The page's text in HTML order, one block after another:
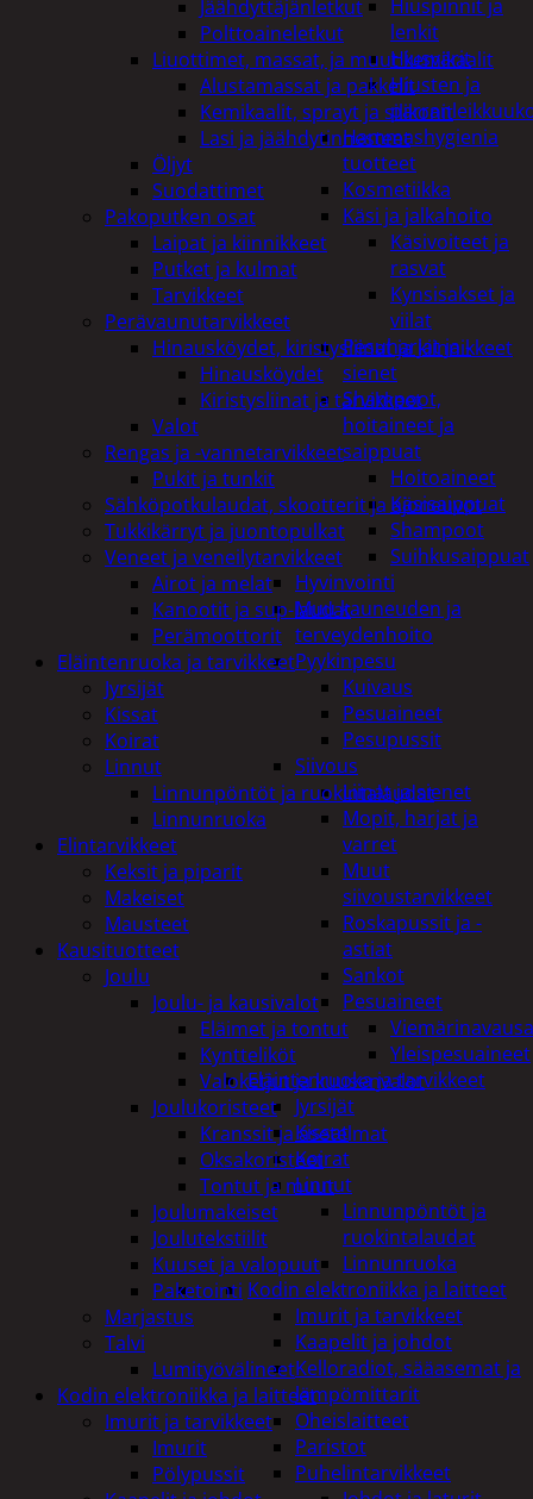
Hiuspinnit ja
lenkit
Hiusvärit
Hiusten ja
Hammashygienia
tuotteet
Kosmetiikka
Käsi ja jalkahoito
Käsivoiteet ja
rasvat
Kynsisakset ja
viilat
Pesuharjat ja -
sienet
Shampoot,
hoitaineet ja
saippuat
Hoitoaineet
Käsisaippuat
Shampoot
Suihkusaippuat
Hyvinvointi
Muu kauneuden ja
terveydenhoito
Pyykinpesu
Kuivaus
Pesuaineet
Pesupussit
Siivous
Liinat ja sienet
Mopit, harjat ja
varret
Muut
siivoustarvikkeet
Roskapussit ja -
astiat
Sankot
Pesuaineet
Yleispesuaineet
Eläintenruoka ja tarvikkeet
Jyrsijät
Kissat
Koirat
Linnut
Linnunpöntöt ja
ruokintalaudat
Linnunruoka
Kodin elektroniikka ja laitteet
Imurit ja tarvikkeet
Kaapelit ja johdot
Kelloradiot, sääasemat ja
lämpömittarit
Oheislaitteet
Paristot
Puhelintarvikkeet
Jäähdyttäjänletkut
Polttoaineletkut
Liuottimet, massat, ja muut kemikaalit
Alustamassat ja pakkelit
Kemikaalit, sprayt ja silikonit
Lasi ja jäähdytinnesteet
Öljyt
Suodattimet
Pakoputken osat
Laipat ja kiinnikkeet
Putket ja kulmat
Tarvikkeet
Perävaunutarvikkeet
Hinausköydet, kiristysliinat ja kiinnikkeet
Hinausköydet
Kiristysliinat ja tarvikkeet
Valot
Rengas ja -vannetarvikkeet
Pukit ja tunkit
Sähköpotkulaudat, skootterit ja ajoneuvot
Tukkikärryt ja juontopulkat
Veneet ja veneilytarvikkeet
Airot ja melat
Kanootit ja sup-laudat
Perämoottorit
Eläintenruoka ja tarvikkeet
Jyrsijät
Kissat
Koirat
Linnut
Linnunpöntöt ja ruokintalaudat
Linnunruoka
Elintarvikkeet
Keksit ja piparit
Makeiset
Mausteet
Kausituotteet
Joulu
Joulu- ja kausivalot
Eläimet ja tontut
Kyntteliköt
Valoketjut ja kuusenvalot
Joulukoristeet
Kranssit ja asetelmat
Oksakoristeet
Tontut ja muut
Joulumakeiset
Joulutekstiilit
Kuuset ja valopuut
Paketointi
Marjastus
Talvi
Lumityövälineet
Kodin elektroniikka ja laitteet
Imurit ja tarvikkeet
Imurit
Pölypussit